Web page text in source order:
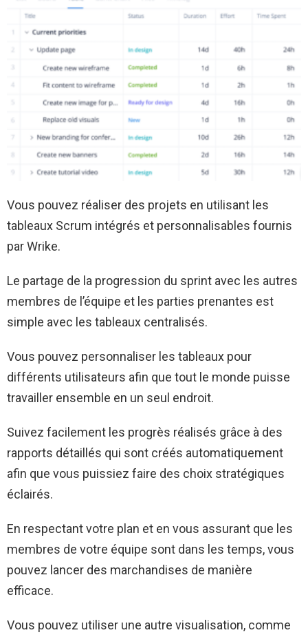
Vous pouvez réaliser des projets en utilisant les
tableaux Scrum intégrés et personnalisables fournis
par Wrike.
Le partage de la progression du sprint avec les autres
membres de l’équipe et les parties prenantes est
simple avec les tableaux centralisés.
Vous pouvez personnaliser les tableaux pour
différents utilisateurs afin que tout le monde puisse
travailler ensemble en un seul endroit.
Suivez facilement les progrès réalisés grâce à des
rapports détaillés qui sont créés automatiquement
afin que vous puissiez faire des choix stratégiques
éclairés.
En respectant votre plan et en vous assurant que les
membres de votre équipe sont dans les temps, vous
pouvez lancer des marchandises de manière
efficace.
Vous pouvez utiliser une autre visualisation, comme